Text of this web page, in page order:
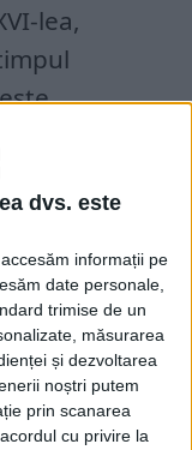
dvs. este
informații pe
date personale,
trimise de un
măsurarea
și dezvoltarea
noștri putem
prin scanarea
cu privire la
lea,
Franței în
dat jos în
din